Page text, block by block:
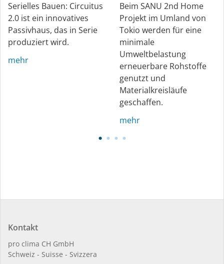
Serielles Bauen: Circuitus
2.0 ist ein innovatives
Passivhaus, das in Serie
produziert wird.
mehr
Beim SANU 2nd Home
Projekt im Umland von
Tokio werden für eine
minimale
Umweltbelastung
erneuerbare Rohstoffe
genutzt und
Materialkreisläufe
geschaffen.
mehr
Kontakt
pro clima CH GmbH
Schweiz - Suisse - Svizzera